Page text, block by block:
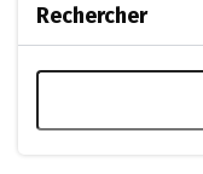
Rechercher